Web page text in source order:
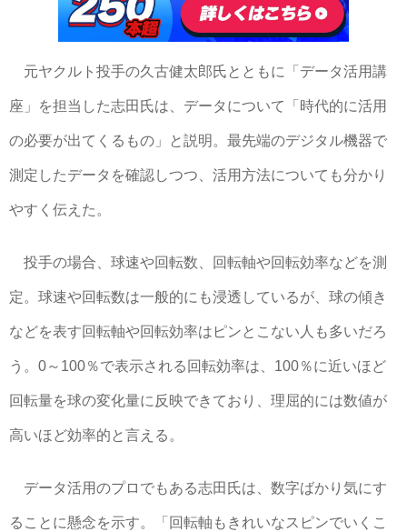
元ヤクルト投手の久古健太郎氏とともに「データ活用講
座」を担当した志田氏は、データについて「時代的に活用
の必要が出てくるもの」と説明。最先端のデジタル機器で
測定したデータを確認しつつ、活用方法についても分かり
やすく伝えた。
投手の場合、球速や回転数、回転軸や回転効率などを測
定。球速や回転数は一般的にも浸透しているが、球の傾き
などを表す回転軸や回転効率はピンとこない人も多いだろ
う。0～100％で表示される回転効率は、100％に近いほど
回転量を球の変化量に反映できており、理屈的には数値が
高いほど効率的と言える。
データ活用のプロでもある志田氏は、数字ばかり気にす
ることに懸念を示す。「回転軸もきれいなスピンでいくこ